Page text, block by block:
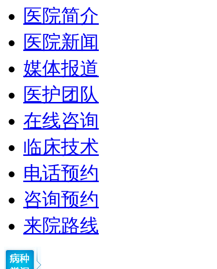
医院简介
医院新闻
媒体报道
医护团队
在线咨询
临床技术
电话预约
咨询预约
来院路线